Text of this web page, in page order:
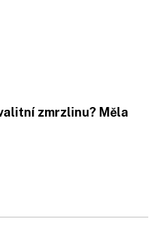
zmrzlinu? Měla